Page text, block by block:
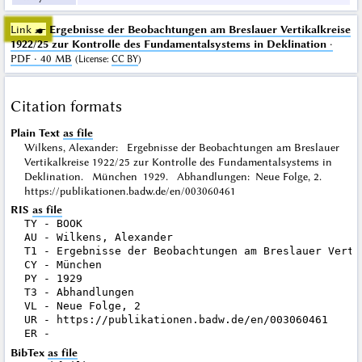
Link ☛ Ergebnisse der Beobachtungen am Breslauer Vertikalkreise
1922/25 zur Kontrolle des Fundamentalsystems in Deklination·
PDF · 40 MB (License: CC BY)
Citation formats
Plain Text as file
Wilkens, Alexander: Ergebnisse der Beobachtungen am Breslauer
Vertikalkreise 1922/25 zur Kontrolle des Fundamentalsystems in
Deklination. München 1929. Abhandlungen: Neue Folge, 2.
https://publikationen.badw.de/en/003060461
RIS as file
TY - BOOK
AU - Wilkens, Alexander
T1 - Ergebnisse der Beobachtungen am Breslauer
CY - München
PY - 1929
T3 - Abhandlungen
VL - Neue Folge, 2
UR - https://publikationen.badw.de/en/003060461
BibTex as file